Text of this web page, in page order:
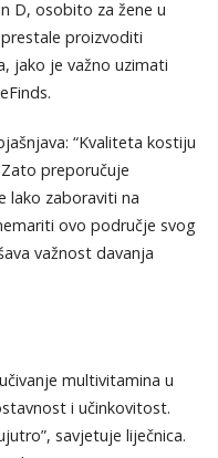
D, osobito za žene u
proizvoditi
jako je važno uzimati
“Kvaliteta kostiju
preporučuje
lako zaboraviti na
ovo područje svog
važnost davanja
multivitamina u
i učinkovitost.
savjetuje liječnica.